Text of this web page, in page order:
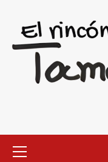
contenido
primario